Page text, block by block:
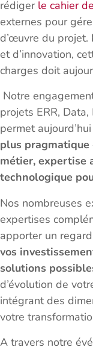
rédiger le cahier
externes pour
d’œuvre du projet.
et d’innovation,
charges doit
Notre
projets ERR,
permet
plus
métier, expertise
technologique
Nos nombreuses
expertises
apporter un
vos
solutions
d’évolution de
intégrant des
votre
A travers notre